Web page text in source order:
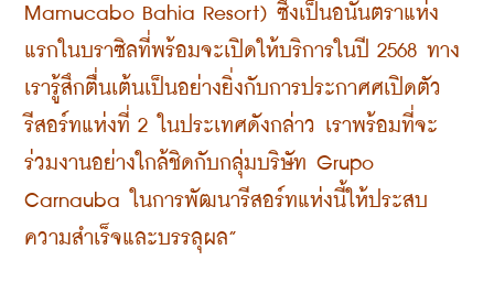
Mamucabo Bahia Resort) ซึ่งเป็นอนันตราแห่ง
แรกในบราซิลที่พร้อมจะเปิดให้บริการในปี 2568 ทาง
เรารู้สึกตื่นเต้นเป็นอย่างยิ่งกับการประกาศศเปิดตัว
รีสอร์ทแห่งที่ 2 ในประเทศดังกล่าว เราพร้อมที่จะ
ร่วมงานอย่างใกล้ชิดกับกลุ่มบริษัท Grupo
Carnauba ในการพัฒนารีสอร์ทแห่งนี้ให้ประสบ
ความสำเร็จและบรรลุผล”